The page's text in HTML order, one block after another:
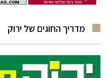
מדריך החוגים של ירוק